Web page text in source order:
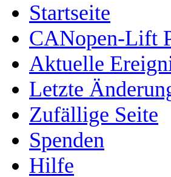
Startseite
CANopen-Lift
Aktuelle
Letzte
Zufällige Seite
Spenden
Hilfe